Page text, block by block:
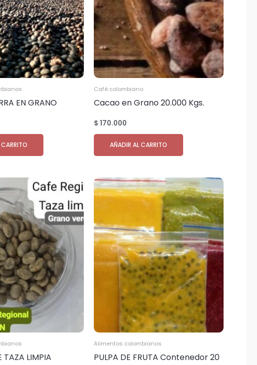
EN GRANO
20.000 kilos
Café colombiano
Cacao en Grano 20.000 Kgs.
$ 170.000
AÑADIR AL CARRITO
TAZA LIMPIA
Alimentos colombianos
PULPA DE FRUTA Contenedor 20